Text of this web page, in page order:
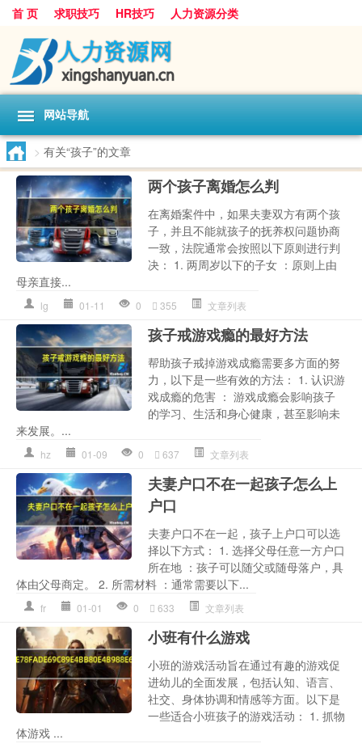
首 页 求职技巧 HR技巧 人力资源分类
网站导航
> 有关“孩子”的文章
两个孩子离婚怎么判
在离婚案件中，如果夫妻双方有两个孩
子，并且不能就孩子的抚养权问题协商
一致，法院通常会按照以下原则进行判
决： 1. 两周岁以下的子女 ：原则上由
母亲直接...
lg 01-11 0 355 文章列表
孩子戒游戏瘾的最好方法
帮助孩子戒掉游戏成瘾需要多方面的努
力，以下是一些有效的方法： 1. 认识游
戏成瘾的危害 ： 游戏成瘾会影响孩子
的学习、生活和身心健康，甚至影响未
来发展。...
hz 01-09 0 637 文章列表
夫妻户口不在一起孩子怎么上
户口
夫妻户口不在一起，孩子上户口可以选
择以下方式： 1. 选择父母任意一方户口
所在地 ：孩子可以随父或随母落户，具
体由父母商定。 2. 所需材料 ：通常需要以下...
fr 01-01 0 633 文章列表
小班有什么游戏
小班的游戏活动旨在通过有趣的游戏促
进幼儿的全面发展，包括认知、语言、
社交、身体协调和情感等方面。以下是
一些适合小班孩子的游戏活动： 1. 抓物
体游戏 ...